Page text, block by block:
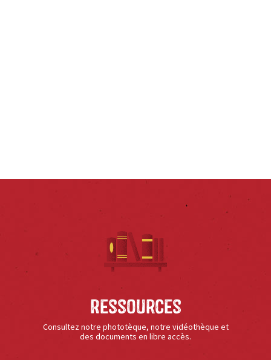
Ressources
Consultez notre phototèque, notre vidéothèque et
des documents en libre accès.